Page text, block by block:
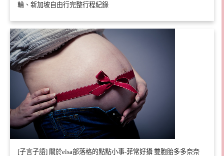
輪、新加坡自由行完整行程紀錄
[子言子語] 關於elsa部落格的點點小事-菲常好攝 雙胞胎多多奈奈